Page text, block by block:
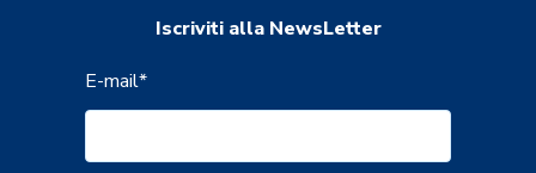
Iscriviti alla NewsLetter
E-mail*